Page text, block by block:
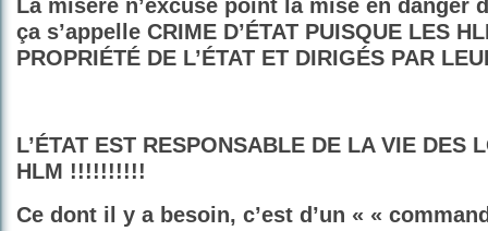
La misère n’excuse point la mise en danger
ça s’appelle CRIME D’ÉTAT PUISQUE LES
PROPRIÉTÉ DE L’ÉTAT ET DIRIGÉS PAR
L’ÉTAT EST RESPONSABLE DE LA VIE DES
HLM !!!!!!!!!!
Ce dont il y a besoin, c’est d’un « «